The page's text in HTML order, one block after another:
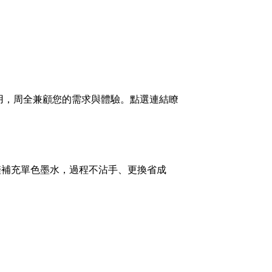
周全兼顧您的需求與體驗。點選連結瞭
充單色墨水，過程不沾手、更換省成